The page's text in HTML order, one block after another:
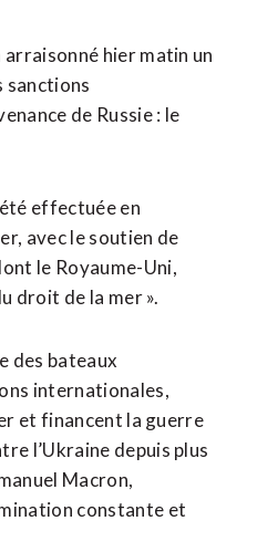
arraisonné hier matin un
sanctions
de Russie : le
effectuée en
avec le soutien ⁠de
le Royaume-Uni,
droit de ⁠la mer ».
des bateaux
internationales,
et financent la guerre
l’Ukraine depuis plus
Macron,
constante et